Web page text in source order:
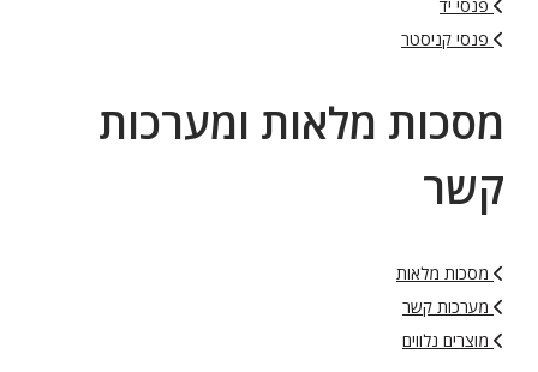
פנסי יד
פנסי קניסטר
מסכות מלאות ומערכות
קשר
מסכות מלאות
מערכות קשר
מוצרים נלווים